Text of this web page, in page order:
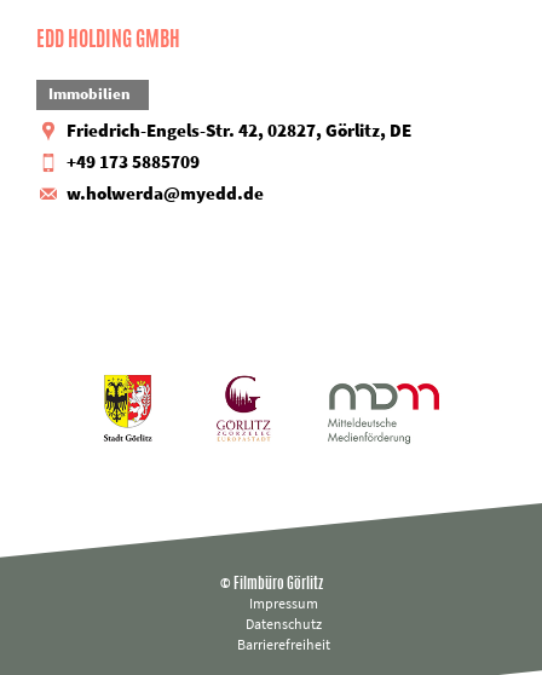
EDD HOLDING GMBH
Immobilien
Friedrich-Engels-Str. 42, 02827, Görlitz, DE
+49 173 5885709
w.holwerda@myedd.de
© Filmbüro Görlitz
Impressum
Datenschutz
Barrierefreiheit